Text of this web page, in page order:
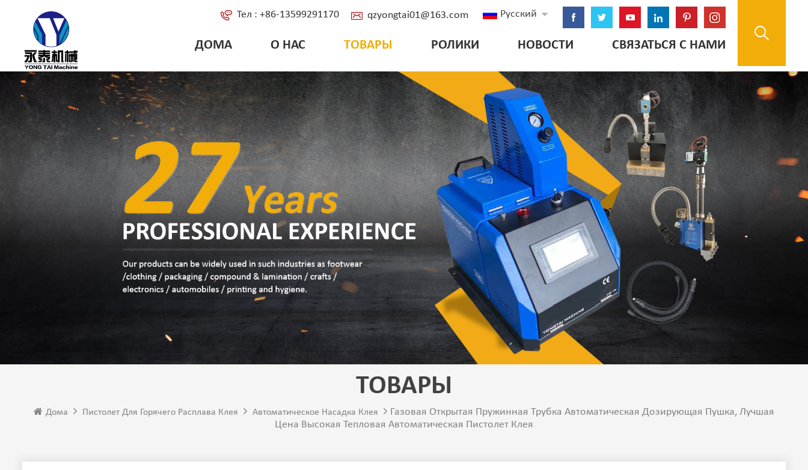
Русский
Тел : +86-13599291170 qzyongtai01@163.com
ДОМА О НАС ТОВАРЫ РОЛИКИ НОВОСТИ СВЯЗАТЬСЯ С НАМИ
ТОВАРЫ
Дома Пистолет Для Горячего Расплава Клея Автоматическое Насадка Клея
Газовая Открытая Пружинная Трубка Автоматическая Дозирующая Пушка, Лучшая
Цена Высокая Тепловая Автоматическая Пистолет Клея